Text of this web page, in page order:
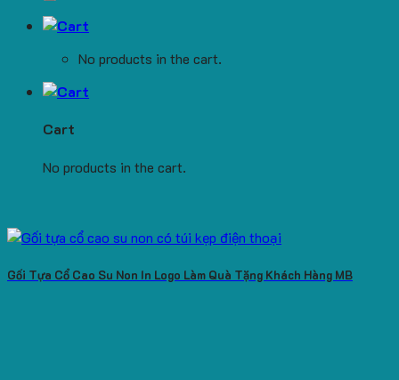
No products in the cart.
Cart
No products in the cart.
Gối Tựa Cổ Cao Su Non In Logo Làm Quà Tặng Khách Hàng MB